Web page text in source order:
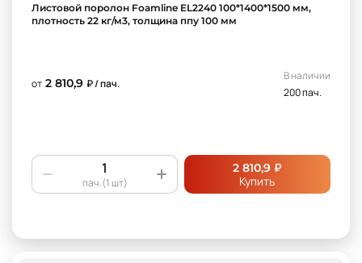
Листовой поролон Foamline EL2240 100*1400*1500 мм,
плотность 22 кг/м3, толщина ппу 100 мм
от 2 810,9 ₽ / пач.
В наличии
200 пач.
пач.(1 шт)
2 810,9 ₽
Купить